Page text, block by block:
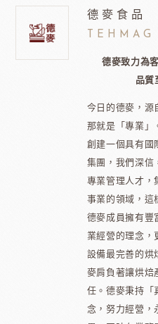
德麥食品
德麥致力為
品質
今日的德麥，源
那就是「專業」
創建一個具有國
集團，我們深信
專業管理人才，
事業的領域，這
德麥成員擁有豐
業經營的理念，
設備最完善的烘
麥肩負著讓烘焙
任。德麥秉持「
念，努力經營，